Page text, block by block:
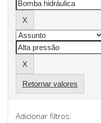
Retornar valores
Adicionar filtros: